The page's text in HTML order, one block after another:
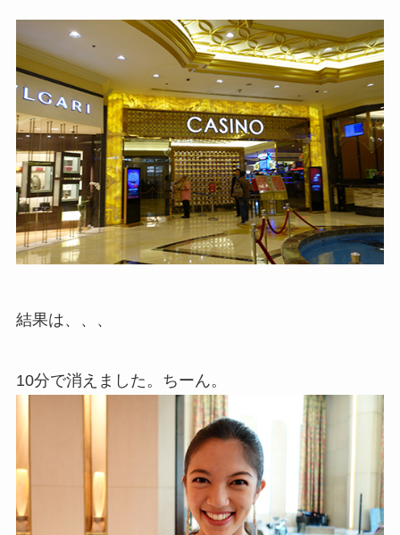
結果は、、、
10分で消えました。ちーん。